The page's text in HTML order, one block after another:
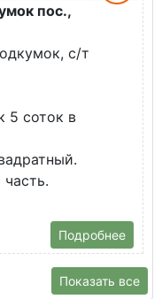
пос.,
с/т
5 соток в
Подробнее
Показать все